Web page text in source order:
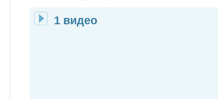
1 видео